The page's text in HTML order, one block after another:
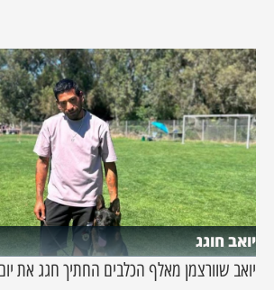
יואב חוגג
יואב שוורצמן מאלף הכלבים החתיך חגג את